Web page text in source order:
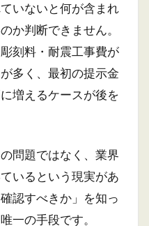
いないと何が含まれ
か判断できません。
刻料・耐震工事費が
多く、最初の提示金
増えるケースが後を
問題ではなく、業界
いるという現実があ
認すべきか」を知っ
一の手段です。